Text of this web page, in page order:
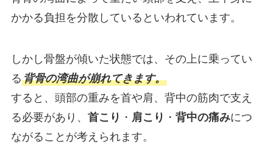
かかる負担を分散しているといわれています。
しかし骨盤が傾いた状態では、その上に乗ってい
る背骨の湾曲が崩れてきます。
すると、頭部の重みを首や肩、背中の筋肉で支え
る必要があり、 首こり ・ 肩こり ・ 背中の痛みにつ
ながることが考えられます。